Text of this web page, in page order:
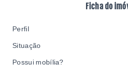
Ficha do
Perfil
Situação
Possui mobília?